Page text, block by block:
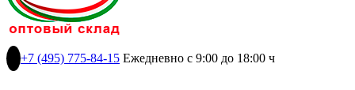
+7 (495) 775-84-15 Ежедневно с 9:00 до 18:00 ч